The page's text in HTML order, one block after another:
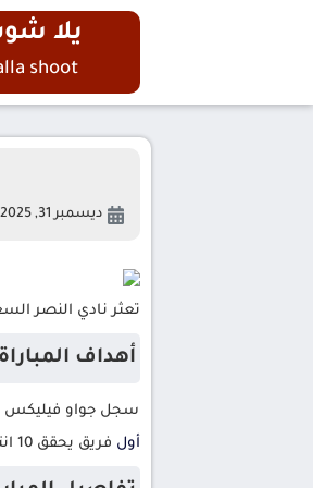
يلا
shoot
ديسمبر 31, 2025
تعثر نادي النصر
أهداف المباراة
سجل جواو فيليكس
أول فريق يحقق 10 انتصارات متتالية في تاريخ الدوري السعودي للمحترفين.